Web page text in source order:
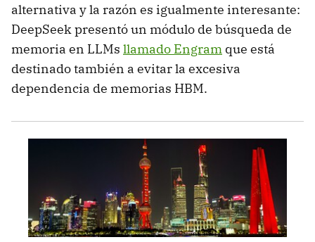
alternativa y la razón es igualmente interesante:
DeepSeek presentó un módulo de búsqueda de
memoria en LLMs llamado Engram que está
destinado también a evitar la excesiva
dependencia de memorias HBM.